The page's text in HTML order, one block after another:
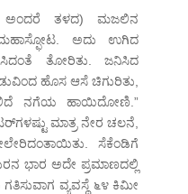
ಅಂದರೆ ತಳದ) ಮಜಲಿನ
ಮಹಾಸ್ಫೋಟ. ಅದು ಉಗಿದ
ತೋರಿತು. ಜನಿಸಿದ
ಹೊಸ ಆಸೆ ಚಿಗುರಿತು,
ನಗೆಯ ಹಾಯಿದೋಣಿ.”
ಮಾತ್ರ ನೇರ ಚಲನೆ,
ಸೆಕೆಂಡಿಗೆ
ಭಾರ ಅದೇ ಪ್ರಮಾಣದಲ್ಲಿ
ವ್ಯವಸ್ಥೆ ೬೪ ಕಿಮೀ